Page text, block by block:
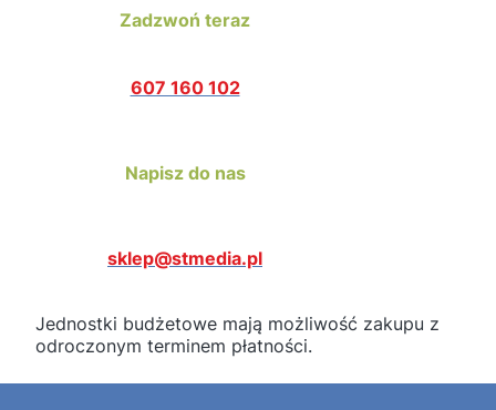
Zadzwoń teraz
607 160 102
Napisz do nas
sklep@stmedia.pl
Jednostki budżetowe mają możliwość zakupu z
odroczonym terminem płatności.